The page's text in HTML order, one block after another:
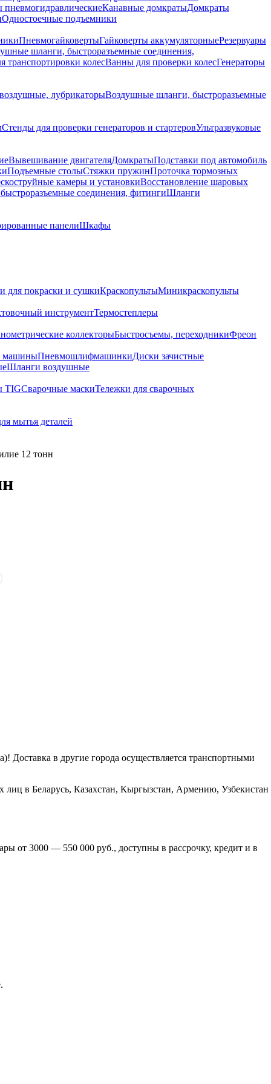
пневмогидравлическиеКанавные домкратыДомкраты
Одностоечные подъемники
ПневмогайковертыГайковерты аккумуляторныеРезервуары
шланги, быстроразъемные соединения,
транспортировки колесВанны для проверки колесГенераторы
лубрикаторыВоздушные шланги, быстроразъемные
Стенды для проверки генераторов и стартеровУльтразвуковые
Вывешивание двигателяДомкратыПодставки под автомобиль
Подъемные столыСтяжки пружинПроточка тормозных
камеры и установкиВосстановление шаровых
соединения, фитингиШланги
панелиШкафы
для покраски и сушкиКраскопультыМиникраскопульты
инструментТермостеплеры
коллекторыБыстросъемы, переходникиФреон
машиныПневмошлифмашинкиДиски зачистные
Шланги воздушные
TIGСварочные маскиТележки для сварочных
мытья деталей
12 тонн
Доставка в другие города осуществляется транспортными
лиц в Беларусь, Казахстан, Кыргызстан, Армению, Узбекистан
от 3000 — 550 000 руб., доступны в рассрочку, кредит и в